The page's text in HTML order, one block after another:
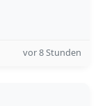
vor 8 Stunden